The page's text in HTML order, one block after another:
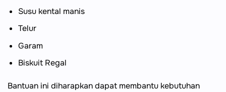
Susu kental manis
Telur
Garam
Biskuit Regal
Bantuan ini diharapkan dapat membantu kebutuhan